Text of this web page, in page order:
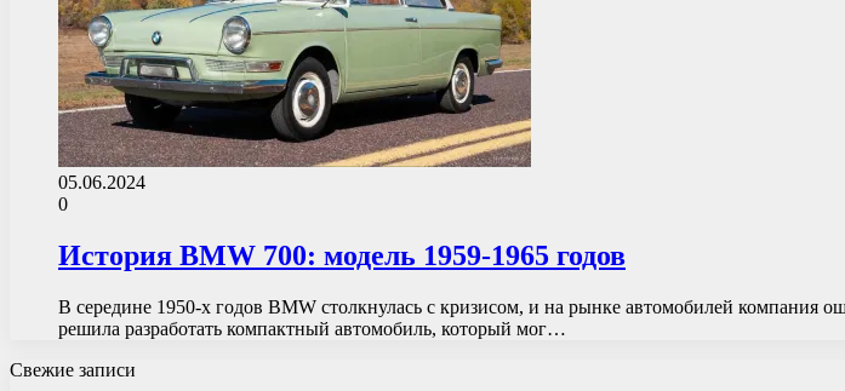
05.06.2024
0
История BMW 700: модель 1959-1965 годов
В середине 1950-х годов BMW столкнулась с кризисом, и на рынке автомобилей
решила разработать компактный автомобиль, который мог…
Свежие записи